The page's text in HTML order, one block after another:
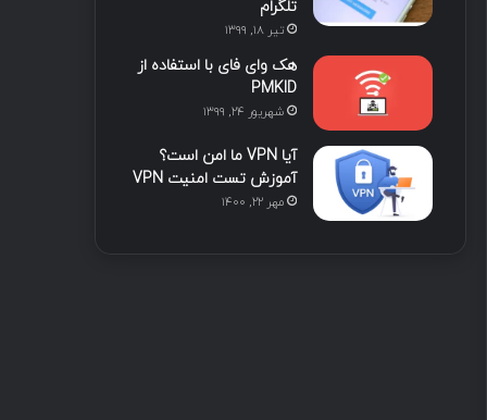
تلگرام
تیر ۱۸, ۱۳۹۹
هک وای فای با استفاده از
PMKID
شهریور ۲۴, ۱۳۹۹
آیا VPN ما امن است؟
آموزش تست امنیت VPN
مهر ۲۲, ۱۴۰۰